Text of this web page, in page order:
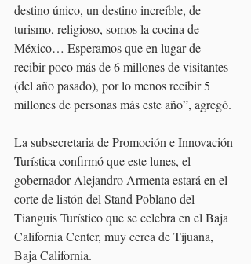
destino único, un destino increíble, de
turismo, religioso, somos la cocina de
México… Esperamos que en lugar de
recibir poco más de 6 millones de visitantes
(del año pasado), por lo menos recibir 5
millones de personas más este año”, agregó.
La subsecretaria de Promoción e Innovación
Turística confirmó que este lunes, el
gobernador Alejandro Armenta estará en el
corte de listón del Stand Poblano del
Tianguis Turístico que se celebra en el Baja
California Center, muy cerca de Tijuana,
Baja California.